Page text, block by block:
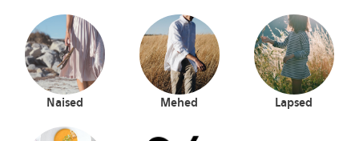
Naised Mehed Lapsed